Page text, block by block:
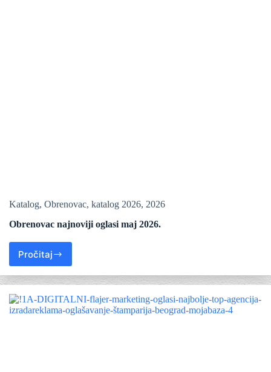
Katalog, Obrenovac, katalog 2026, 2026
Obrenovac najnoviji oglasi maj 2026.
Pročitaj